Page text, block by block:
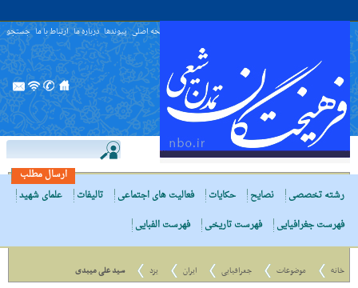
صفحه اصلی پیوندها درباره ما ارتباط با ما جستجو
ارسال مطلب
رشته تخصصی
نصایح حکایات فعالیت های اجتماعی تالیفات
علمای شهید
فهرست جغرافیایی
فهرست تاریخی فهرست الفبایی
خانه موضوعات جغرافیایی ایران یزد سید علی میبدی